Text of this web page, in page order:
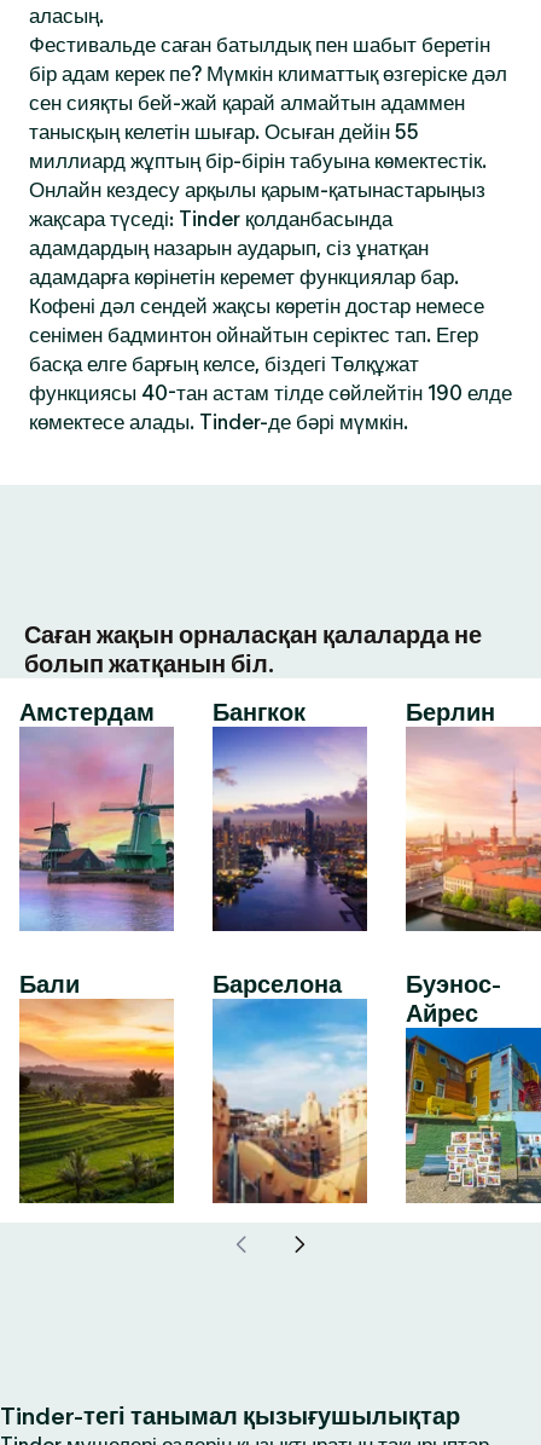
аласың.
Фестивальде саған батылдық пен шабыт беретін
бір адам керек пе? Мүмкін климаттық өзгеріске дәл
сен сияқты бей-жай қарай алмайтын адаммен
танысқың келетін шығар. Осыған дейін 55
миллиард жұптың бір-бірін табуына көмектестік.
Онлайн кездесу арқылы қарым-қатынастарыңыз
жақсара түседі: Tinder қолданбасында
адамдардың назарын аударып, сіз ұнатқан
адамдарға көрінетін керемет функциялар бар.
Кофені дәл сендей жақсы көретін достар немесе
сенімен бадминтон ойнайтын серіктес тап. Егер
басқа елге барғың келсе, біздегі Төлқұжат
функциясы 40-тан астам тілде сөйлейтін 190 елде
көмектесе алады. Tinder-де бәрі мүмкін.
Саған жақын орналасқан қалаларда не
болып жатқанын біл.
Амстердам
Бали
Бангкок
Барселона
Берлин
Буэнос-
Айрес
Tinder-тегі танымал қызығушылықтар